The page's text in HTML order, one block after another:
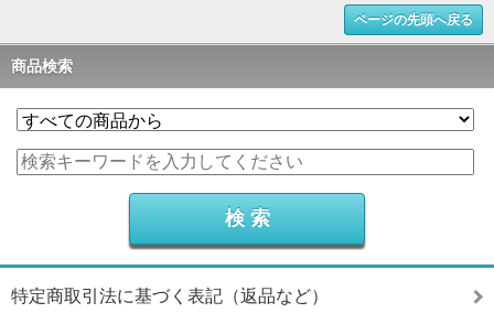
ページの先頭へ戻る
商品検索
特定商取引法に基づく表記（返品など）